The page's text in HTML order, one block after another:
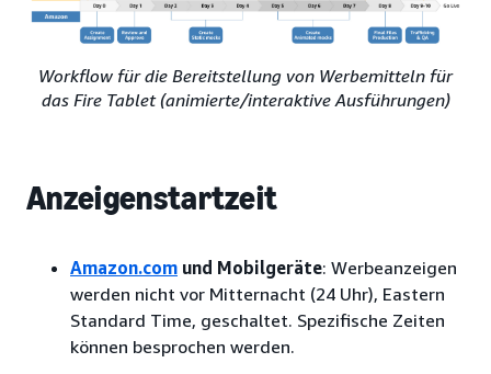
Workflow für die Bereitstellung von Werbemitteln für
das Fire Tablet (animierte/interaktive Ausführungen)
Anzeigenstartzeit
Amazon.com und Mobilgeräte: Werbeanzeigen
werden nicht vor Mitternacht (24 Uhr), Eastern
Standard Time, geschaltet. Spezifische Zeiten
können besprochen werden.